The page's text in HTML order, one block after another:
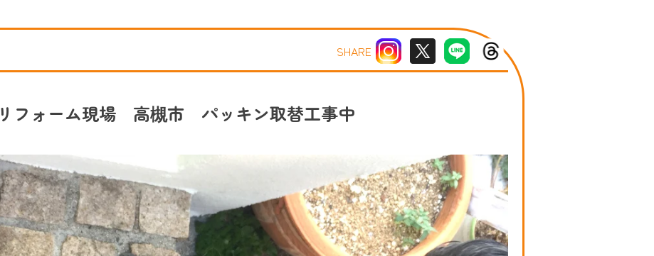
SHARE
リフォーム現場 高槻市 パッキン取替工事中